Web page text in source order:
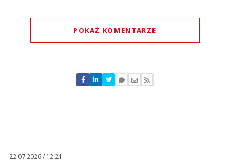
POKAŻ KOMENTARZE
Nie znaleziono komentarzy
Zostaw swoje komentarze
22.07.2026 / 12:21